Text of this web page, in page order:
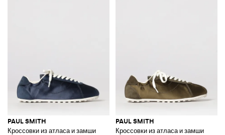
PAUL SMITH
Кроссовки из атласа и замши
PAUL SMITH
Кроссовки из атласа и замши